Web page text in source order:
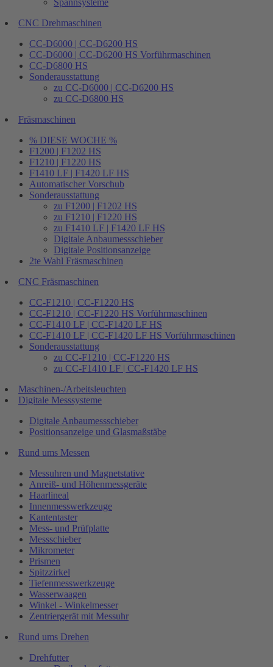
Spannsysteme
CNC Drehmaschinen
CC-D6000 | CC-D6200 HS
CC-D6000 | CC-D6200 HS Vorführmaschinen
CC-D6800 HS
Sonderausstattung
zu CC-D6000 | CC-D6200 HS
zu CC-D6800 HS
Fräsmaschinen
% DIESE WOCHE %
F1200 | F1202 HS
F1210 | F1220 HS
F1410 LF | F1420 LF HS
Automatischer Vorschub
Sonderausstattung
zu F1200 | F1202 HS
zu F1210 | F1220 HS
zu F1410 LF | F1420 LF HS
Digitale Anbaumessschieber
Digitale Positionsanzeige
2te Wahl Fräsmaschinen
CNC Fräsmaschinen
CC-F1210 | CC-F1220 HS
CC-F1210 | CC-F1220 HS Vorführmaschinen
CC-F1410 LF | CC-F1420 LF HS
CC-F1410 LF | CC-F1420 LF HS Vorführmaschinen
Sonderausstattung
zu CC-F1210 | CC-F1220 HS
zu CC-F1410 LF | CC-F1420 LF HS
Maschinen-/Arbeitsleuchten
Digitale Messsysteme
Digitale Anbaumessschieber
Positionsanzeige und Glasmaßstäbe
Rund ums Messen
Messuhren und Magnetstative
Anreiß- und Höhenmessgeräte
Haarlineal
Innenmesswerkzeuge
Kantentaster
Mess- und Prüfplatte
Messschieber
Mikrometer
Prismen
Spitzzirkel
Tiefenmesswerkzeuge
Wasserwaagen
Winkel - Winkelmesser
Zentriergerät mit Messuhr
Rund ums Drehen
Drehfutter